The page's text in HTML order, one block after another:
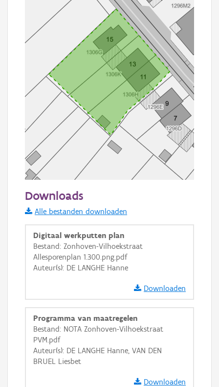
Informatie Vlaanderen
i
+ −
Basis Lagen
OSM-Basiskaart
Downloads
Alle bestanden downloaden
Digitaal werkputten plan
Bestand: Zonhoven-Vilhoekstraat
Allesporenplan 1.300.png.pdf
Auteur(s): DE LANGHE Hanne
Downloaden
Programma van maatregelen
Bestand: NOTA Zonhoven-Vilhoekstraat
PVM.pdf
Auteur(s): DE LANGHE Hanne, VAN DEN
BRUEL Liesbet
Downloaden